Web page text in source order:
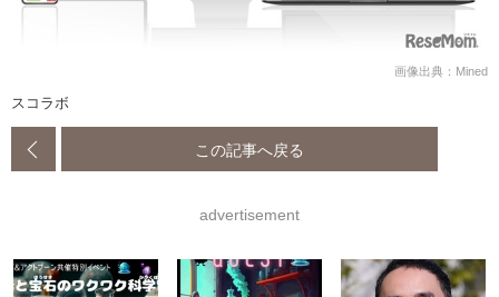
画像出典：Mined
スコラボ
この記事へ戻る
advertisement